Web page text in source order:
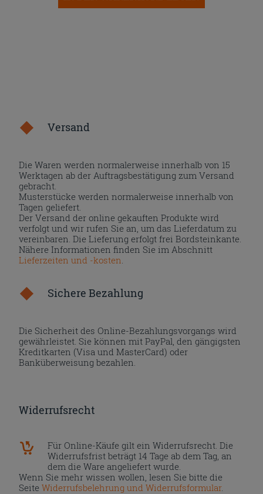
Versand
Die Waren werden normalerweise innerhalb von 15
Werktagen ab der Auftragsbestätigung zum Versand
gebracht.
Musterstücke werden normalerweise innerhalb von
Tagen geliefert.
Der Versand der online gekauften Produkte wird
verfolgt und wir rufen Sie an, um das Lieferdatum zu
vereinbaren. Die Lieferung erfolgt frei Bordsteinkante.
Nähere Informationen finden Sie im Abschnitt
Lieferzeiten und -kosten
Sichere Bezahlung
Die Sicherheit des Online-Bezahlungsvorgangs wird
gewährleistet. Sie können mit PayPal, den gängigsten
Kreditkarten (Visa und MasterCard) oder
Banküberweisung bezahlen.
Widerrufsrecht
Für Online-Käufe gilt ein Widerrufsrecht. Die
Widerrufsfrist beträgt 14 Tage ab dem Tag, an
dem die Ware angeliefert wurde.
Wenn Sie mehr wissen wollen, lesen Sie bitte die
SeiteWiderrufsbelehrung und Widerrufsformular.